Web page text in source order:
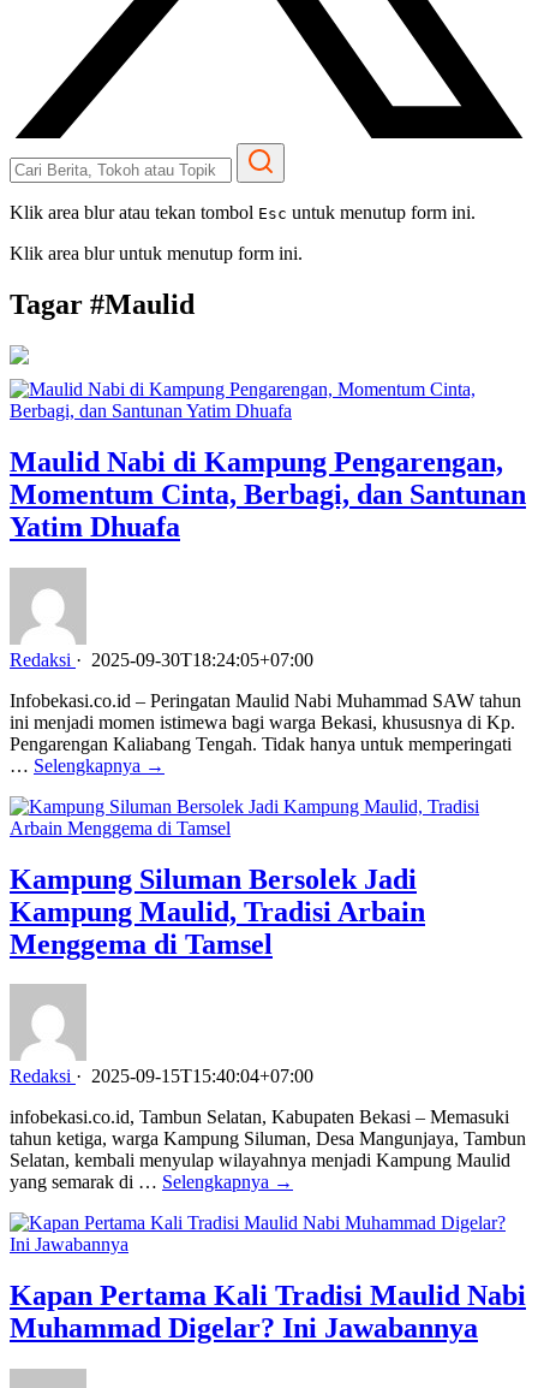
Klik area blur atau tekan tombol Esc untuk menutup form ini.
Klik area blur untuk menutup form ini.
Tagar #Maulid
Maulid Nabi di Kampung Pengarengan,
Momentum Cinta, Berbagi, dan Santunan
Yatim Dhuafa
Redaksi · 2025-09-30T18:24:05+07:00
Infobekasi.co.id – Peringatan Maulid Nabi Muhammad SAW tahun
ini menjadi momen istimewa bagi warga Bekasi, khususnya di Kp.
Pengarengan Kaliabang Tengah. Tidak hanya untuk memperingati
… Selengkapnya →
Kampung Siluman Bersolek Jadi
Kampung Maulid, Tradisi Arbain
Menggema di Tamsel
Redaksi · 2025-09-15T15:40:04+07:00
infobekasi.co.id, Tambun Selatan, Kabupaten Bekasi – Memasuki
tahun ketiga, warga Kampung Siluman, Desa Mangunjaya, Tambun
Selatan, kembali menyulap wilayahnya menjadi Kampung Maulid
yang semarak di … Selengkapnya →
Kapan Pertama Kali Tradisi Maulid Nabi
Muhammad Digelar? Ini Jawabannya